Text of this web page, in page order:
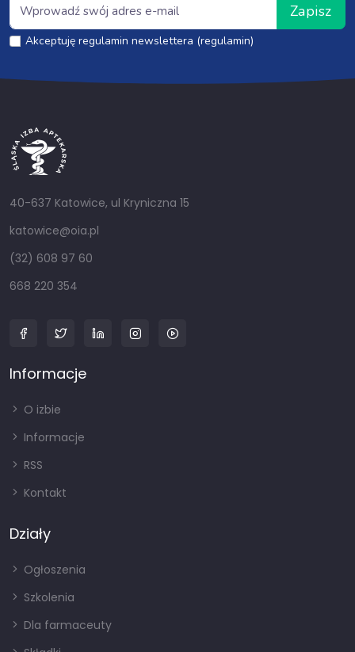
Zapisz
Akceptuję regulamin newslettera (regulamin)
40-637 Katowice, ul Kryniczna 15
katowice@oia.pl
(32) 608 97 60
668 220 354
Informacje
O izbie
Informacje
RSS
Kontakt
Działy
Ogłoszenia
Szkolenia
Dla farmaceuty